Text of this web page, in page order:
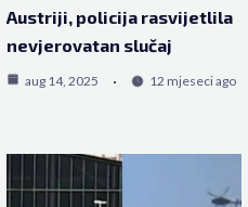
Austriji, policija rasvijetlila
nevjerovatan slučaj
aug 14, 2025 12 mjeseci ago